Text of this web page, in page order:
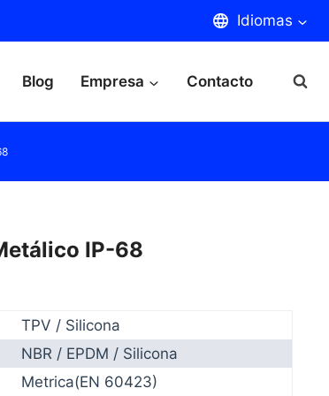
Idiomas
Blog Empresa Contacto
IP-68
TPV / Silicona
NBR / EPDM / Silicona
Metrica(EN 60423)